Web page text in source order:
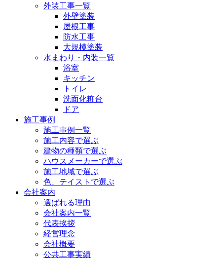
外装工事一覧
外壁塗装
屋根工事
防水工事
大規模塗装
水まわり・内装一覧
浴室
キッチン
トイレ
洗面化粧台
ドア
施工事例
施工事例一覧
施工内容で選ぶ
建物の種類で選ぶ
ハウスメーカーで選ぶ
施工地域で選ぶ
色、テイストで選ぶ
会社案内
選ばれる理由
会社案内一覧
代表挨拶
経営理念
会社概要
公共工事実績